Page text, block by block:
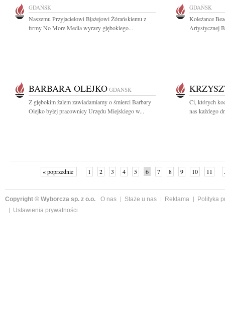
GDAŃSK
Naszemu Przyjacielowi Błażejowi Żórańskiemu z
firmy No More Media wyrazy głębokiego...
GDAŃSK
Koleżance
Artystycznej
BARBARA OLEJKO GDAŃSK
Z głębokim żalem zawiadamiamy o śmierci Barbary
Olejko byłej pracownicy Urzędu Miejskiego w...
Ci, których
nas każdego
« poprzednie 1 2 3 4 5 6 7 8 9 10 11
Copyright © Wyborcza sp. z o.o. O nas Staże u nas Reklama
Polityka
Ustawienia prywatności